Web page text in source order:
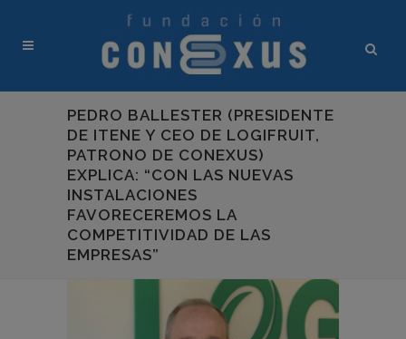
PEDRO BALLESTER (PRESIDENTE
DE ITENE Y CEO DE LOGIFRUIT,
PATRONO DE CONEXUS)
EXPLICA: “CON LAS NUEVAS
INSTALACIONES
FAVORECEREMOS LA
COMPETITIVIDAD DE LAS
EMPRESAS”